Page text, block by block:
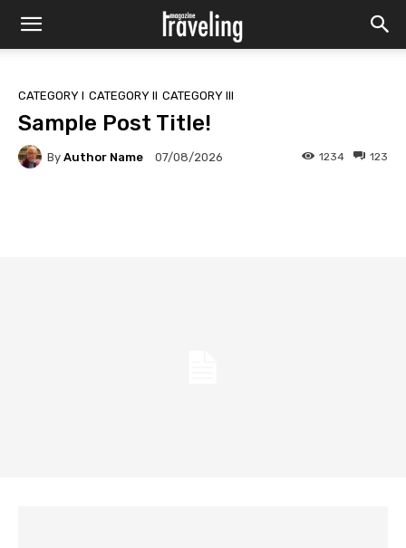
CATEGORY I CATEGORY II CATEGORY III
Sample Post Title!
By Author Name 07/08/2026 123
1234